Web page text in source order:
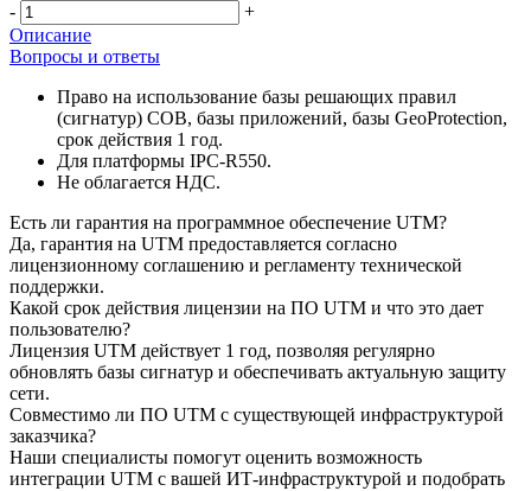
-
+
Описание
Вопросы и ответы
Право на использование базы решающих правил
(сигнатур) СОВ, базы приложений, базы GeoProtection,
срок действия 1 год.
Для платформы IPC-R550.
Не облагается НДС.
Есть ли гарантия на программное обеспечение UTM?
Да, гарантия на UTM предоставляется согласно
лицензионному соглашению и регламенту технической
поддержки.
Какой срок действия лицензии на ПО UTM и что это дает
пользователю?
Лицензия UTM действует 1 год, позволяя регулярно
обновлять базы сигнатур и обеспечивать актуальную защиту
сети.
Совместимо ли ПО UTM с существующей инфраструктурой
заказчика?
Наши специалисты помогут оценить возможность
интеграции UTM с вашей ИТ-инфраструктурой и подобрать